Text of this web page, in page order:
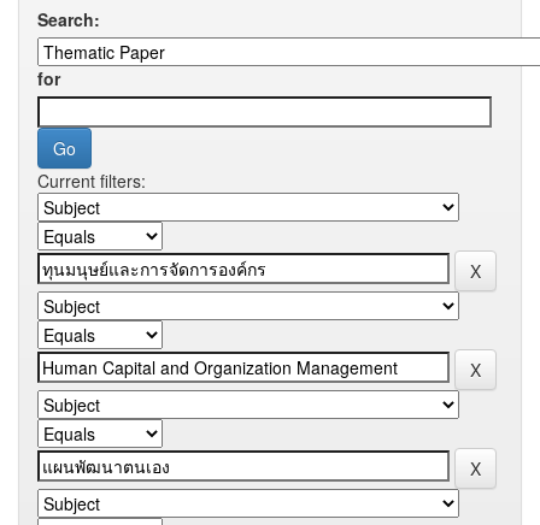
Search:
for
Current filters: